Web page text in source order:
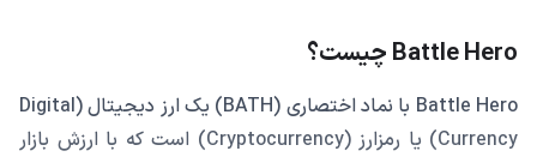
Battle Hero چیست؟
Battle Hero با نماد اختصاری (BATH) یک ارز دیجیتال (Digital
Currency) یا رمزارز (Cryptocurrency) است که با ارزش بازار